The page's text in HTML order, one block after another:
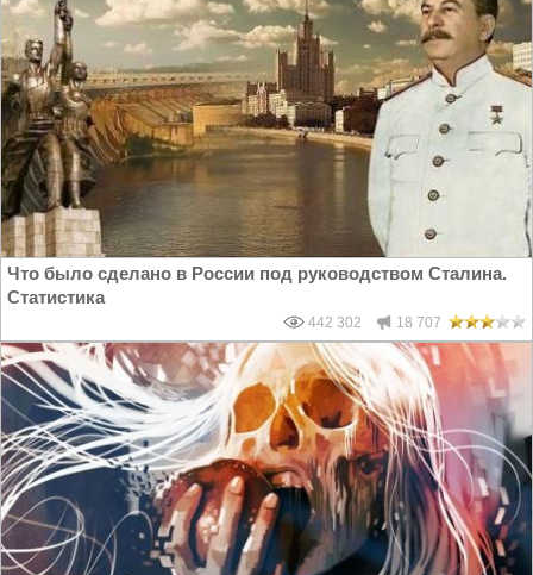
Что было сделано в России под руководством Сталина.
Статистика
442 302 18 707